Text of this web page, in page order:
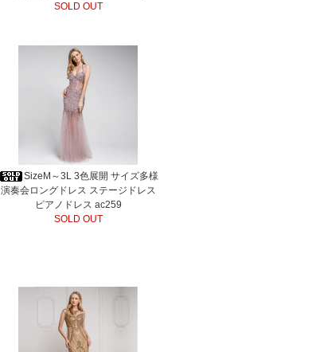
SOLD OUT
SizeM～3L 3色展開 サイズ多様
演奏会ロングドレス ステージドレス
ピアノドレス ac259
SOLD OUT